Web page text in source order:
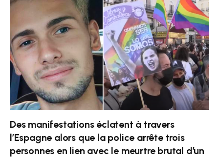
Des manifestations éclatent à travers
l’Espagne alors que la police arrête trois
personnes en lien avec le meurtre brutal d’un